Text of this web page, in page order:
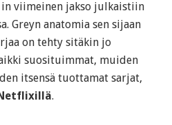
viimeinen jakso julkaistiin
Greyn anatomia sen sijaan
on tehty sitäkin jo
suosituimmat, muiden
itsensä tuottamat sarjat,
.